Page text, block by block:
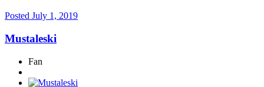
Posted July 1, 2019
Mustaleski
Fan